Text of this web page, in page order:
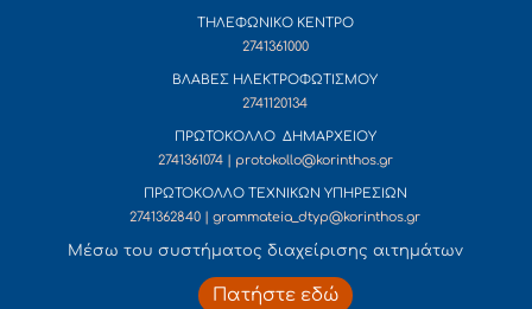
ΤΗΛΕΦΩΝΙΚΟ ΚΕΝΤΡΟ
2741361000
ΒΛΑΒΕΣ ΗΛΕΚΤΡΟΦΩΤΙΣΜΟΥ
2741120134
ΠΡΩΤΟΚΟΛΛΟ ΔΗΜΑΡΧΕΙΟΥ
2741361074 | protokollo@korinthos.gr
ΠΡΩΤΟΚΟΛΛΟ ΤΕΧΝΙΚΩΝ ΥΠΗΡΕΣΙΩΝ
2741362840 | grammateia_dtyp@korinthos.gr
Mέσω του συστήματος διαχείρισης αιτημάτων
Πατήστε εδώ